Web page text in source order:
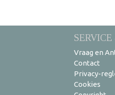
Vraag en
Contact
Privacy-
Cookies